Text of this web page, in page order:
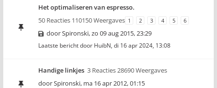
Het optimaliseren van espresso.
50 Reacties 110150 Weergaves 1 2 3 4 5 6
doorSpironski,zo 09 aug 2015, 23:29
Laatste bericht door HuibN, di 16 apr 2024, 13:08
Handige linkjes 3 Reacties 28690 Weergaves
doorSpironski, ma 16 apr 2012, 01:15